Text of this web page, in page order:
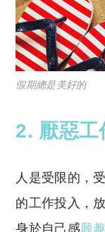
假期總是美好的
2. 厭惡工
人是受限的，
的工作投入，
身於自己感興趣